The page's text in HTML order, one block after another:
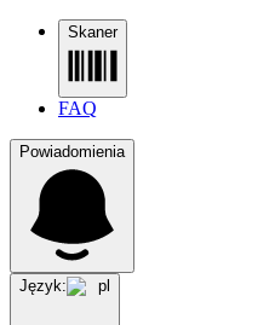
Skaner
FAQ
Powiadomienia
Język: pl